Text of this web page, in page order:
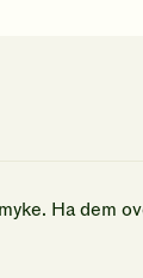
Ha dem